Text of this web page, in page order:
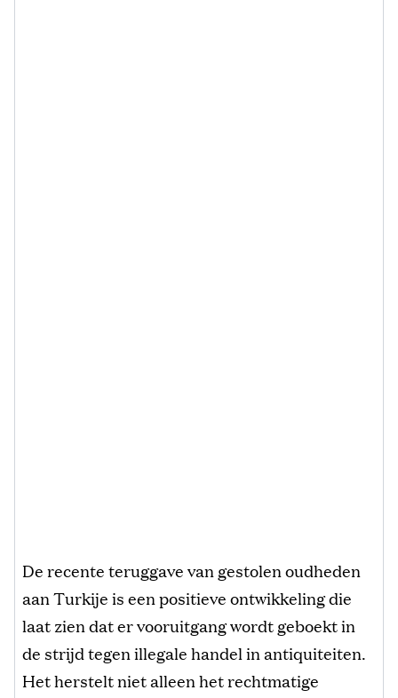
De recente teruggave van gestolen oudheden
aan Turkije is een positieve ontwikkeling die
laat zien dat er vooruitgang wordt geboekt in
de strijd tegen illegale handel in antiquiteiten.
Het herstelt niet alleen het rechtmatige